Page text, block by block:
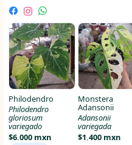
Philodendro
Philodendro
gloriosum
variegado
$6,000 mxn
Monstera
Adansonii
Adansonii
variegada
$1,400 mxn